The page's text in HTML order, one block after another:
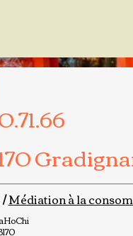
/Médiation à la